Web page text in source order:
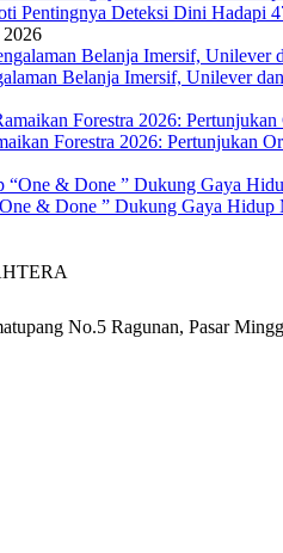
Pentingnya Deteksi Dini Hadapi
2026
Belanja Imersif, Unilever
Forestra 2026: Pertunjukan
& Done ” Dukung Gaya Hidup
No.5 Ragunan, Pasar